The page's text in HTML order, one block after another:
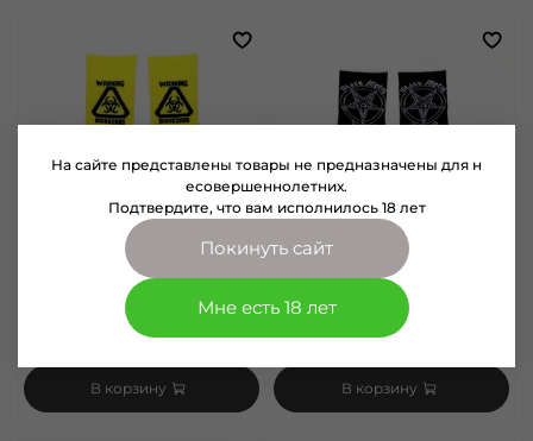
Носки Biohazard (048)
В корзину
Носки Black Metal (1093)
В корзину
На сайте представлены товары не предназначены для н
есовершеннолетних.
Подтвердите, что вам исполнилось 18 лет
Покинуть сайт
Мне есть 18 лет